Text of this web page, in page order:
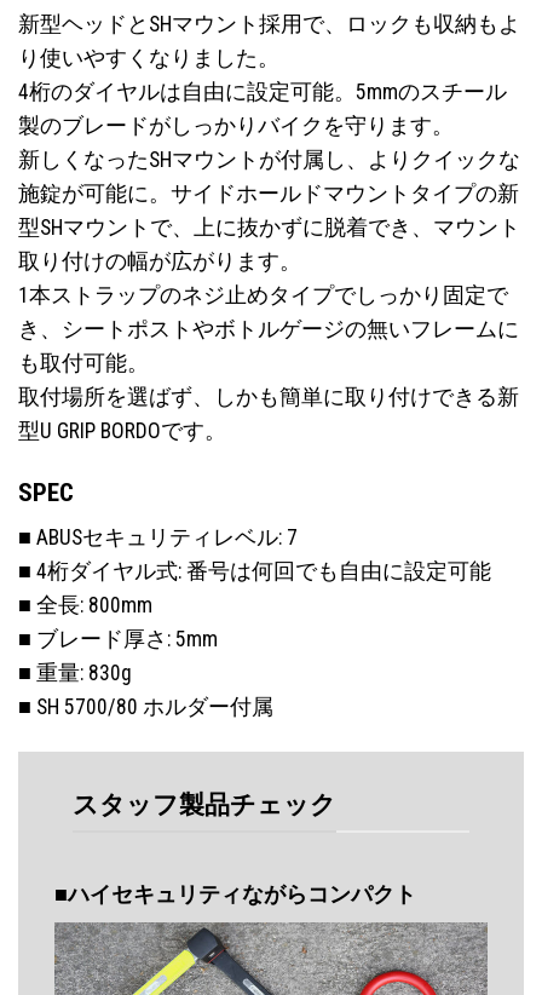
新型ヘッドとSHマウント採用で、ロックも収納もよ
り使いやすくなりました。
4桁のダイヤルは自由に設定可能。5mmのスチール
製のブレードがしっかりバイクを守ります。
新しくなったSHマウントが付属し、よりクイックな
施錠が可能に。サイドホールドマウントタイプの新
型SHマウントで、上に抜かずに脱着でき、マウント
取り付けの幅が広がります。
1本ストラップのネジ止めタイプでしっかり固定で
き、シートポストやボトルゲージの無いフレームに
も取付可能。
取付場所を選ばず、しかも簡単に取り付けできる新
型U GRIP BORDOです。
SPEC
■ ABUSセキュリティレベル: 7
■ 4桁ダイヤル式: 番号は何回でも自由に設定可能
■ 全長: 800mm
■ ブレード厚さ: 5mm
■ 重量: 830g
■ SH 5700/80 ホルダー付属
スタッフ製品チェック
■ハイセキュリティながらコンパクト